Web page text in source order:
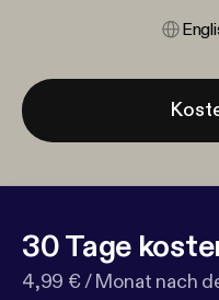
30 Tage
4,99 € / Monat nach